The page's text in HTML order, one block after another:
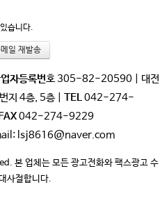
습니다.
자등록번호305-82-20590 | 대전
지 4층, 5층 | TEL042-274-
FAX042-274-9229
lsj8616@naver.com
본 업체는 모든 광고전화와 팩스광고 수
사절합니다.